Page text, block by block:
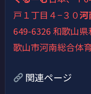
戸１丁目４−３０河
649-6326 和歌山
歌山市河南総合体
関連ページ